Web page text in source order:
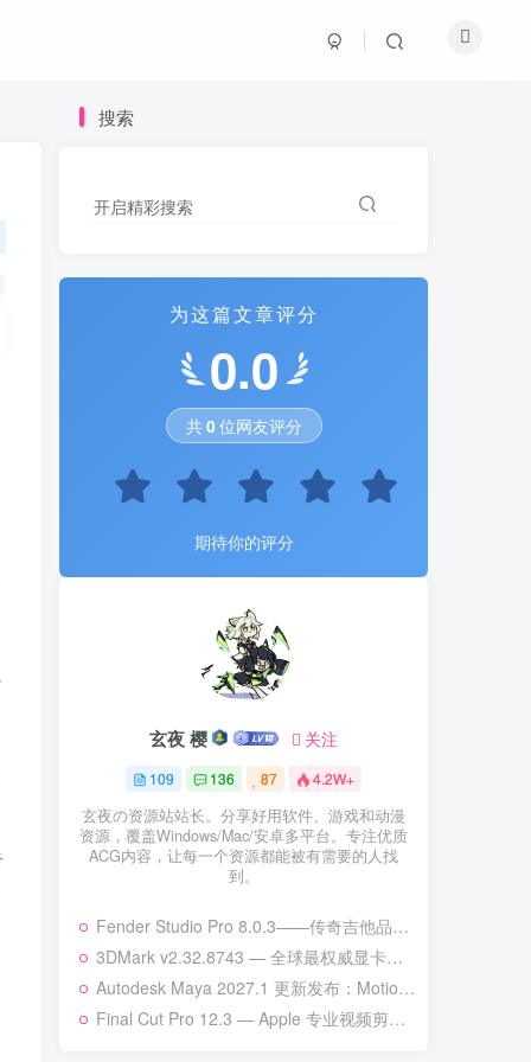
搜索
开启精彩搜索
为这篇文章评分
0.0
共0位网友评分
期待你的评分
玄夜 樱 关注
109 136 87 4.2W+
玄夜の资源站站长。分享好用软件、游戏和动漫
资源，覆盖Windows/Mac/安卓多平台。专注优质
ACG内容，让每一个资源都能被有需要的人找
到。
Fender Studio Pro 8.0.3——传奇吉他品牌的新一代数字音频工作站
3DMark v2.32.8743 — 全球最权威显卡性能基准测试工具 | 次世代硬件全面适配
Autodesk Maya 2027.1 更新发布：MotionMaker 增强、Bifrost 升级与更多改进
Final Cut Pro 12.3 — Apple 专业视频剪辑的巅峰之作
搜索
开启精彩搜索
为这篇文章评分
0.0
共0位网友评分
期待你的评分
玄夜 樱 关注
109 136 87 4.2W+
玄夜の资源站站长。分享好用软件、游戏和动漫
资源，覆盖Windows/Mac/安卓多平台。专注优质
ACG内容，让每一个资源都能被有需要的人找
到。
Fender Studio Pro 8.0.3——传奇吉他品牌的新一代数字音频工作站
3DMark v2.32.8743 — 全球最权威显卡性能基准测试工具 | 次世代硬件全面适配
Autodesk Maya 2027.1 更新发布：MotionMaker 增强、Bifrost 升级与更多改进
Final Cut Pro 12.3 — Apple 专业视频剪辑的巅峰之作